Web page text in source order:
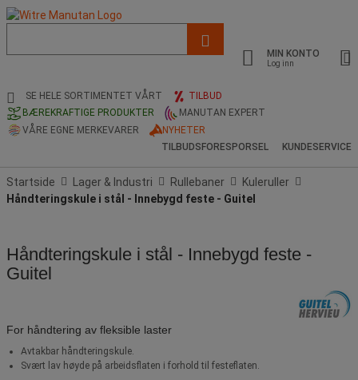
og
søkehistorikk
MIN KONTO
Log inn
SE HELE SORTIMENTET VÅRT
TILBUD
BÆREKRAFTIGE PRODUKTER
MANUTAN EXPERT
VÅRE EGNE MERKEVARER
NYHETER
TILBUDSFORESPORSEL
KUNDESERVICE
Startside Lager & Industri Rullebaner
Kuleruller
Håndteringskule i stål - Innebygd feste - Guitel
Håndteringskule i stål - Innebygd feste -
Guitel
For håndtering av fleksible laster
Avtakbar håndteringskule.
Svært lav høyde på arbeidsflaten i forhold til festeflaten.